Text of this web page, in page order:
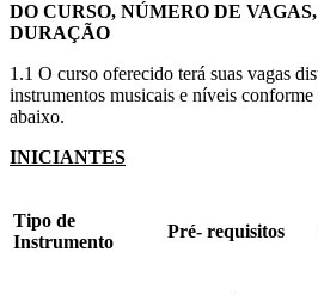
DO CURSO, NÚMERO DE
DURAÇÃO
1.1 O curso oferecido terá suas vagas
instrumentos musicais e níveis
abaixo.
INICIANTES
Tipo de
Instrumento
Pré- requisitos